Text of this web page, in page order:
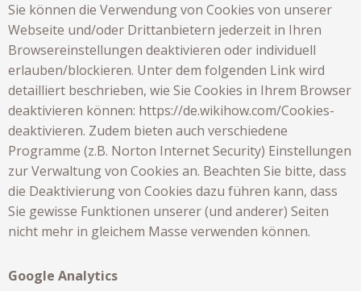
Sie können die Verwendung von Cookies von unserer
Webseite und/oder Drittanbietern jederzeit in Ihren
Browsereinstellungen deaktivieren oder individuell
erlauben/blockieren. Unter dem folgenden Link wird
detailliert beschrieben, wie Sie Cookies in Ihrem Browser
deaktivieren können: https://de.wikihow.com/Cookies-
deaktivieren. Zudem bieten auch verschiedene
Programme (z.B. Norton Internet Security) Einstellungen
zur Verwaltung von Cookies an. Beachten Sie bitte, dass
die Deaktivierung von Cookies dazu führen kann, dass
Sie gewisse Funktionen unserer (und anderer) Seiten
nicht mehr in gleichem Masse verwenden können.
Google Analytics